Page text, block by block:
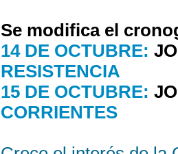
Se modifica el
14 DE OCTUBRE:
RESISTENCIA
15 DE OCTUBRE:
CORRIENTES